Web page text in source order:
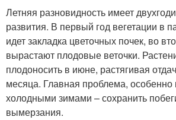
Летняя разновидность имеет
развития. В первый год вегетации в
идет закладка цветочных почек, во
вырастают плодовые веточки.
плодоносить в июне, растягивая
месяца. Главная проблема, особенно
холодными зимами – сохранить
вымерзания.